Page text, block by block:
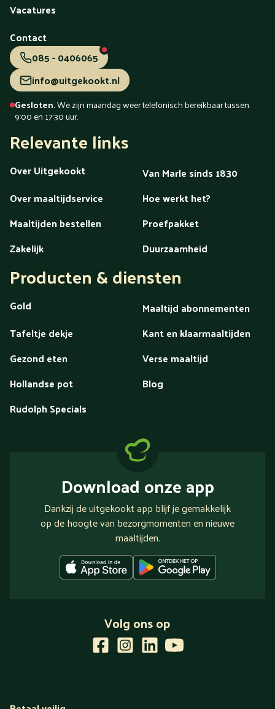
Vacatures
Contact
085 - 0406065
info@uitgekookt.nl
Gesloten.We zijn maandag weer telefonisch bereikbaar tussen
9:00 en 17:30 uur.
Relevante links
Over Uitgekookt
Van Marle sinds 1830
Over maaltijdservice
Hoe werkt het?
Maaltijden bestellen
Proefpakket
Zakelijk
Duurzaamheid
Producten & diensten
Gold
Maaltijd abonnementen
Tafeltje dekje
Kant en klaarmaaltijden
Gezond eten
Verse maaltijd
Hollandse pot
Blog
Rudolph Specials
Download onze app
Dankzij de uitgekookt app blijf je gemakkelijk
op de hoogte van bezorgmomenten en nieuwe
maaltijden.
Volg ons op